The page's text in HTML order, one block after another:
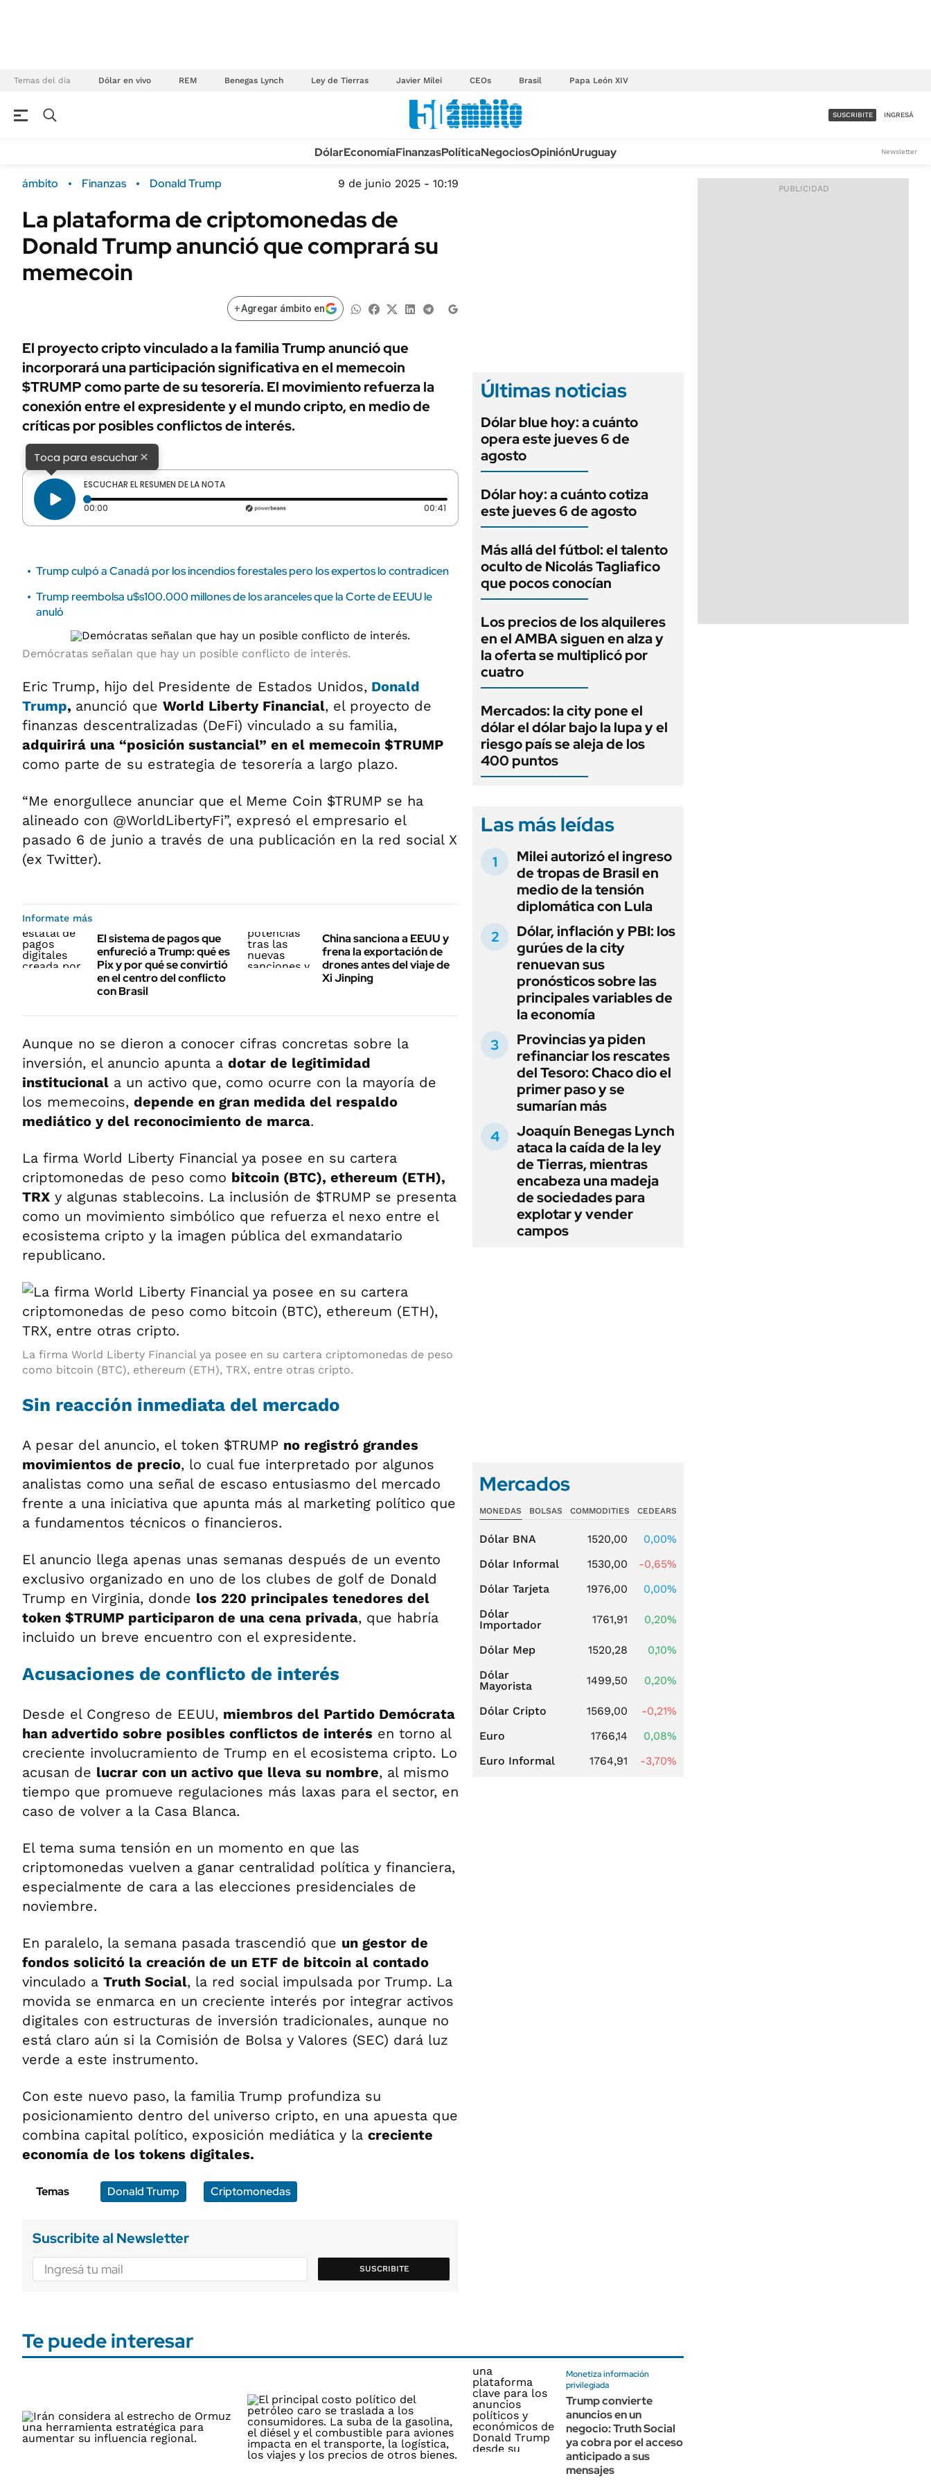
Temas del día Dólar en vivo REM Benegas Lynch Ley de Tierras Javier Milei CEOs Brasil Papa León XIV
Campo
FINANZAS
Dólar
Real Estate
Sustentabilidad
URUGUAY
TECNOLOGÍA
MÉXICO
MUNDO
INFORMACIÓN GENERAL
AUTOS
ACCESO FULL - $1.800/MES
SUSCRIBITE INGRESÁ
DólarEconomíaFinanzasPolíticaNegociosOpiniónUruguay Newsletter
ámbito Finanzas Donald Trump 9 de junio 2025 - 10:19
La plataforma de criptomonedas de
Donald Trump anunció que comprará su
memecoin
+Agregar ámbito en
El proyecto cripto vinculado a la familia Trump anunció que
incorporará una participación significativa en el memecoin
$TRUMP como parte de su tesorería. El movimiento refuerza la
conexión entre el expresidente y el mundo cripto, en medio de
críticas por posibles conflictos de interés.
Toca para escuchar×
ESCUCHAR EL RESUMEN DE LA NOTA
00:00 Tiempo transcurrido: 0 segundos 00:41 Duración: 41 segundos
Trump culpó a Canadá por los incendios forestales pero los expertos lo contradicen
Trump reembolsa u$s100.000 millones de los aranceles que la Corte de EEUU le
anuló
Demócratas señalan que hay un posible conflicto de interés.
Eric Trump, hijo del Presidente de Estados Unidos, Donald
Trump, anunció que World Liberty Financial, el proyecto de
finanzas descentralizadas (DeFi) vinculado a su familia,
adquirirá una “posición sustancial” en el memecoin $TRUMP
como parte de su estrategia de tesorería a largo plazo.
“Me enorgullece anunciar que el Meme Coin $TRUMP se ha
alineado con @WorldLibertyFi”, expresó el empresario el
pasado 6 de junio a través de una publicación en la red social X
(ex Twitter).
Informate más
El sistema de pagos que
enfureció a Trump: qué es
Pix y por qué se convirtió
en el centro del conflicto
con Brasil
China sanciona a EEUU y
frena la exportación de
drones antes del viaje de
Xi Jinping
Aunque no se dieron a conocer cifras concretas sobre la
inversión, el anuncio apunta a dotar de legitimidad
institucional a un activo que, como ocurre con la mayoría de
los memecoins, depende en gran medida del respaldo
mediático y del reconocimiento de marca.
La firma World Liberty Financial ya posee en su cartera
criptomonedas de peso como bitcoin (BTC), ethereum (ETH),
TRX y algunas stablecoins. La inclusión de $TRUMP se presenta
como un movimiento simbólico que refuerza el nexo entre el
ecosistema cripto y la imagen pública del exmandatario
republicano.
La firma World Liberty Financial ya posee en su cartera criptomonedas de peso
como bitcoin (BTC), ethereum (ETH), TRX, entre otras cripto.
Sin reacción inmediata del mercado
A pesar del anuncio, el token $TRUMP no registró grandes
movimientos de precio, lo cual fue interpretado por algunos
analistas como una señal de escaso entusiasmo del mercado
frente a una iniciativa que apunta más al marketing político que
a fundamentos técnicos o financieros.
El anuncio llega apenas unas semanas después de un evento
exclusivo organizado en uno de los clubes de golf de Donald
Trump en Virginia, donde los 220 principales tenedores del
token $TRUMP participaron de una cena privada, que habría
incluido un breve encuentro con el expresidente.
Acusaciones de conflicto de interés
Desde el Congreso de EEUU, miembros del Partido Demócrata
han advertido sobre posibles conflictos de interés en torno al
creciente involucramiento de Trump en el ecosistema cripto. Lo
acusan de lucrar con un activo que lleva su nombre, al mismo
tiempo que promueve regulaciones más laxas para el sector, en
caso de volver a la Casa Blanca.
El tema suma tensión en un momento en que las
criptomonedas vuelven a ganar centralidad política y financiera,
especialmente de cara a las elecciones presidenciales de
noviembre.
En paralelo, la semana pasada trascendió que un gestor de
fondos solicitó la creación de un ETF de bitcoin al contado
vinculado a Truth Social, la red social impulsada por Trump. La
movida se enmarca en un creciente interés por integrar activos
digitales con estructuras de inversión tradicionales, aunque no
está claro aún si la Comisión de Bolsa y Valores (SEC) dará luz
verde a este instrumento.
Con este nuevo paso, la familia Trump profundiza su
posicionamiento dentro del universo cripto, en una apuesta que
combina capital político, exposición mediática y la creciente
economía de los tokens digitales.
Temas Donald Trump Criptomonedas
Suscribite al Newsletter
SUSCRIBITE
Últimas noticias
Dólar blue hoy: a cuánto
opera este jueves 6 de
agosto
Dólar hoy: a cuánto cotiza
este jueves 6 de agosto
Más allá del fútbol: el talento
oculto de Nicolás Tagliafico
que pocos conocían
Los precios de los alquileres
en el AMBA siguen en alza y
la oferta se multiplicó por
cuatro
Mercados: la city pone el
dólar el dólar bajo la lupa y el
riesgo país se aleja de los
400 puntos
Las más leídas
Milei autorizó el ingreso
de tropas de Brasil en
medio de la tensión
diplomática con Lula
Dólar, inflación y PBI: los
gurúes de la city
renuevan sus
pronósticos sobre las
principales variables de
la economía
Provincias ya piden
refinanciar los rescates
del Tesoro: Chaco dio el
primer paso y se
sumarían más
Joaquín Benegas Lynch
ataca la caída de la ley
de Tierras, mientras
encabeza una madeja
de sociedades para
explotar y vender
campos
Mercados
MONEDAS BOLSAS COMMODITIES CEDEARS
Dólar BNA 1520,00
0,00%
Dólar Informal
1530,00
-0,65%
Dólar Tarjeta
1976,00
0,00%
Dólar
Importador
1761,91 0,20%
Dólar Mep 1520,28
0,10%
Dólar
Mayorista
1499,50 0,20%
Dólar Cripto 1569,00
-0,21%
Euro
1766,14
0,08%
Euro Informal
1764,91 -3,70%
Te puede interesar
Monetiza información
privilegiada
Trump convierte
anuncios en un
negocio: Truth Social
ya cobra por el acceso
anticipado a sus
mensajes